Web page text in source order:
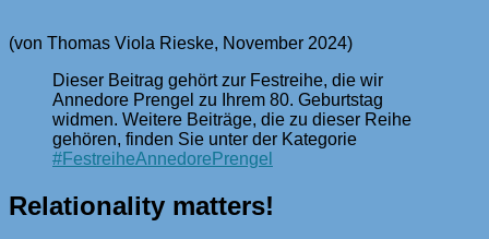
(von Thomas Viola Rieske, November 2024)
Dieser Beitrag gehört zur Festreihe, die wir
Annedore Prengel zu Ihrem 80. Geburtstag
widmen. Weitere Beiträge, die zu dieser Reihe
gehören, finden Sie unter der Kategorie
#FestreiheAnnedorePrengel
Relationality matters!